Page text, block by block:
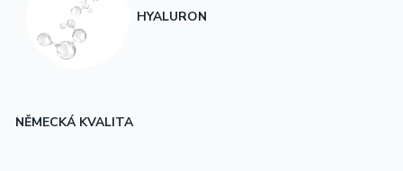
HYALURON
NĚMECKÁ KVALITA